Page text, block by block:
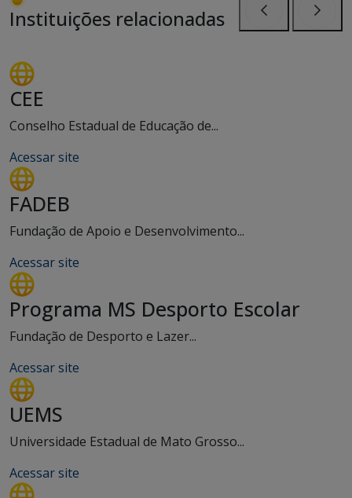
Instituições relacionadas
CEE
Conselho Estadual de Educação de...
Acessar site
FADEB
Fundação de Apoio e Desenvolvimento...
Acessar site
Programa MS Desporto Escolar
Fundação de Desporto e Lazer...
Acessar site
UEMS
Universidade Estadual de Mato Grosso...
Acessar site